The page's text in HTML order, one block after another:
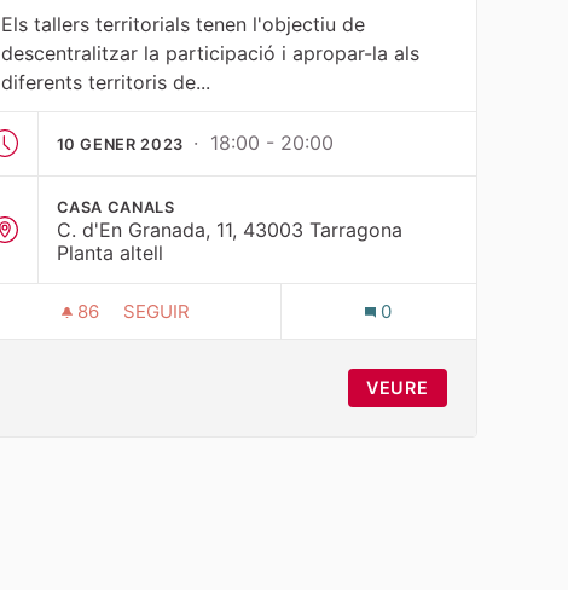
Els tallers territorials tenen l'objectiu de
descentralitzar la participació i apropar-la als
diferents territoris de...
10 GENER 2023 · 18:00 - 20:00
CASA CANALS
C. d'En Granada, 11, 43003 Tarragona
Planta altell
86 86 SEGUIDORES
SEGUIR 0
VEURE